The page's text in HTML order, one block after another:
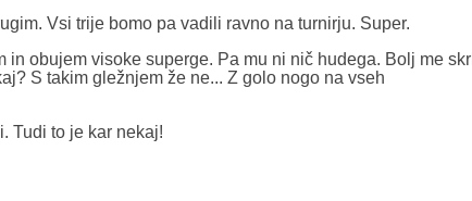
Vsi trije bomo pa vadili ravno na turnirju. Super.
obujem visoke superge. Pa mu ni nič hudega. Bolj me
S takim gležnjem že ne... Z golo nogo na vseh
Tudi to je kar nekaj!